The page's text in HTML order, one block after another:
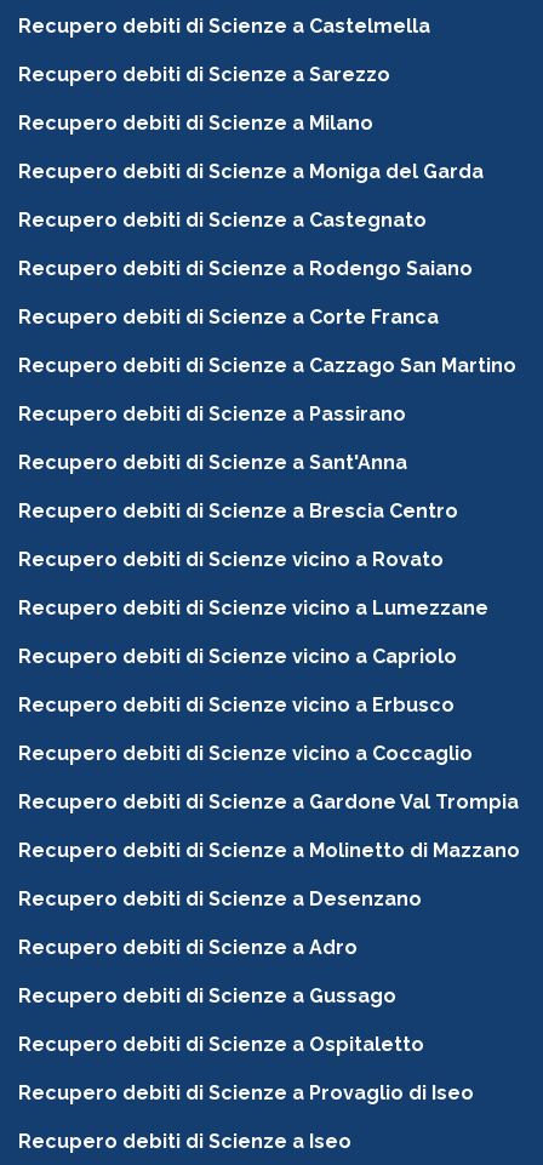
Recupero debiti di Scienze a Castelmella
Recupero debiti di Scienze a Sarezzo
Recupero debiti di Scienze a Milano
Recupero debiti di Scienze a Moniga del Garda
Recupero debiti di Scienze a Castegnato
Recupero debiti di Scienze a Rodengo Saiano
Recupero debiti di Scienze a Corte Franca
Recupero debiti di Scienze a Cazzago San Martino
Recupero debiti di Scienze a Passirano
Recupero debiti di Scienze a Sant'Anna
Recupero debiti di Scienze a Brescia Centro
Recupero debiti di Scienze vicino a Rovato
Recupero debiti di Scienze vicino a Lumezzane
Recupero debiti di Scienze vicino a Capriolo
Recupero debiti di Scienze vicino a Erbusco
Recupero debiti di Scienze vicino a Coccaglio
Recupero debiti di Scienze a Gardone Val Trompia
Recupero debiti di Scienze a Molinetto di Mazzano
Recupero debiti di Scienze a Desenzano
Recupero debiti di Scienze a Adro
Recupero debiti di Scienze a Gussago
Recupero debiti di Scienze a Ospitaletto
Recupero debiti di Scienze a Provaglio di Iseo
Recupero debiti di Scienze a Iseo